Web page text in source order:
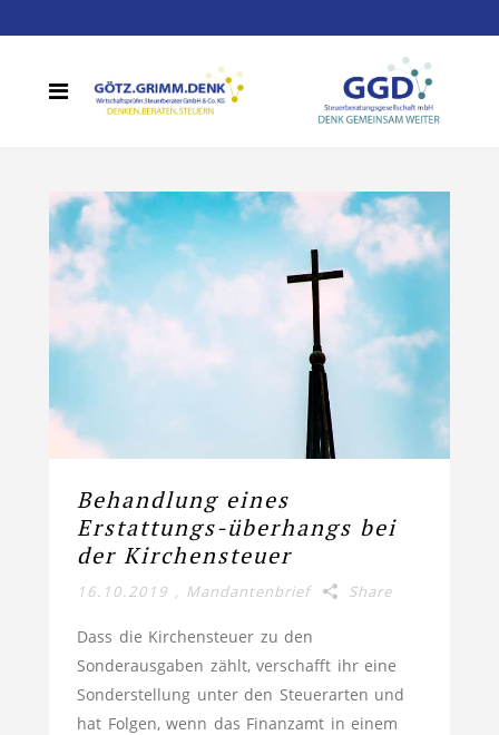
Behandlung eines
Erstattungs-überhangs bei
der Kirchensteuer
16.10.2019 , Mandantenbrief Share
Dass die Kirchensteuer zu den
Sonderausgaben zählt, verschafft ihr eine
Sonderstellung unter den Steuerarten und
hat Folgen, wenn das Finanzamt in einem